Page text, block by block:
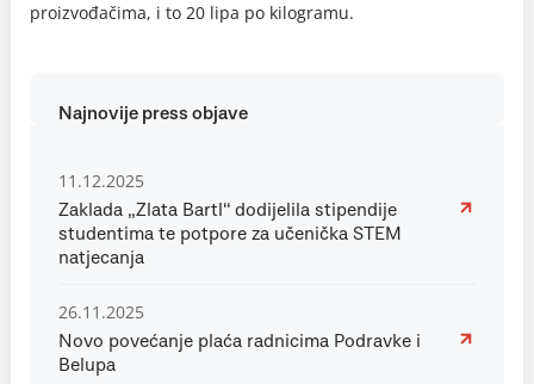
proizvođačima, i to 20 lipa po kilogramu.
Najnovije press objave
11.12.2025
Zaklada „Zlata Bartl“ dodijelila stipendije
studentima te potpore za učenička STEM
natjecanja
26.11.2025
Novo povećanje plaća radnicima Podravke i
Belupa